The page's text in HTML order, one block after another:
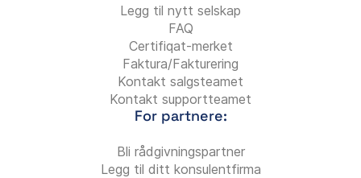
Legg til nytt selskap
FAQ
Certifiqat-merket
Faktura/Fakturering
Kontakt salgsteamet
Kontakt supportteamet
For partnere:
Bli rådgivningspartner
Legg til ditt konsulentfirma